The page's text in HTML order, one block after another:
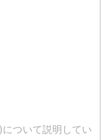
ついて説明してい